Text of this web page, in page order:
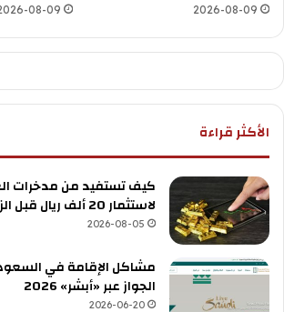
2026-08-09
08-09
الأكثر قراءة
كيف تستفيد من مدخرات
لاستثمار 20 ألف ريال قبل الزواج
2026-08-05
مشاكل الإقامة في
الجواز عبر «أبشر» 2026
2026-06-20